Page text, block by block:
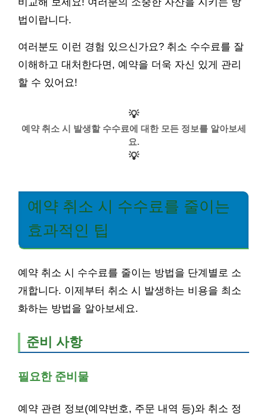
법이랍니다.
여러분도 이런 경험 있으신가요? 취소 수수료를 잘
이해하고 대처한다면, 예약을 더욱 자신 있게 관리
할 수 있어요!
💡
예약 취소 시 발생할 수수료에 대한 모든 정보를 알아보세
요.
💡
예약 취소 시 수수료를 줄이는
효과적인 팁
예약 취소 시 수수료를 줄이는 방법을 단계별로 소
개합니다. 이제부터 취소 시 발생하는 비용을 최소
화하는 방법을 알아보세요.
준비 사항
필요한 준비물
예약 관련 정보(예약번호, 주문 내역 등)와 취소 정